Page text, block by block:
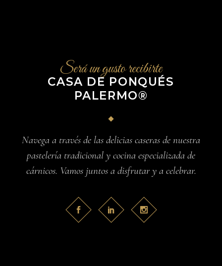
Será un gusto recibirte
CASA DE PONQUÉS
PALERMO®
Navega a través de las delicias caseras de nuestra
pastelería tradicional y cocina especializada de
cárnicos. Vamos juntos a disfrutar y a celebrar.